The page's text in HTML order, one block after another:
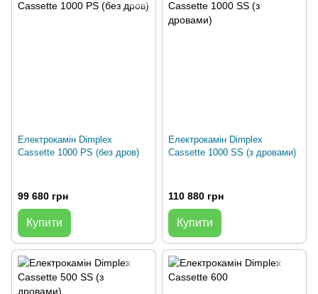
Електрокамін Dimplex
Cassette 1000 PS (без дров)
99 680 грн
Купити
Електрокамін Dimplex
Cassette 1000 SS (з дровами)
110 880 грн
Купити